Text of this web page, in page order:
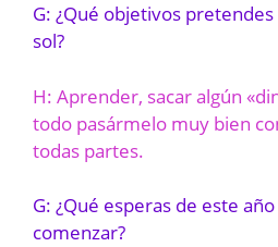
G: ¿Qué objetivos
sol?
H: Aprender, sacar algún
todo pasármelo muy bien
todas partes.
G: ¿Qué esperas de este
comenzar?